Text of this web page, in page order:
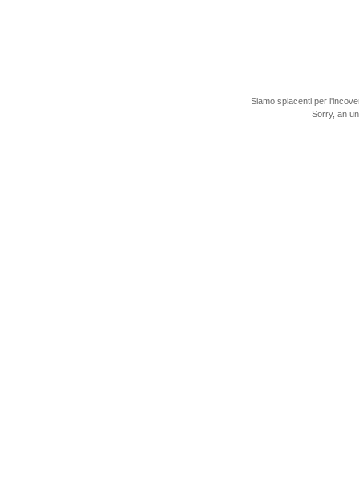
Siamo spiacenti per
Sorry, an